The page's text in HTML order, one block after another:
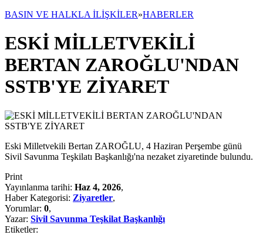
BASIN VE HALKLA İLİŞKİLER»HABERLER
ESKİ MİLLETVEKİLİ
BERTAN ZAROĞLU'NDAN
SSTB'YE ZİYARET
Eski Milletvekili Bertan ZAROĞLU, 4 Haziran Perşembe günü
Sivil Savunma Teşkilatı Başkanlığı'na nezaket ziyaretinde bulundu.
Print
Yayınlanma tarihi: Haz 4, 2026,
Haber Kategorisi: Ziyaretler,
Yorumlar: 0,
Yazar: Sivil Savunma Teşkilat Başkanlığı
Etiketler: